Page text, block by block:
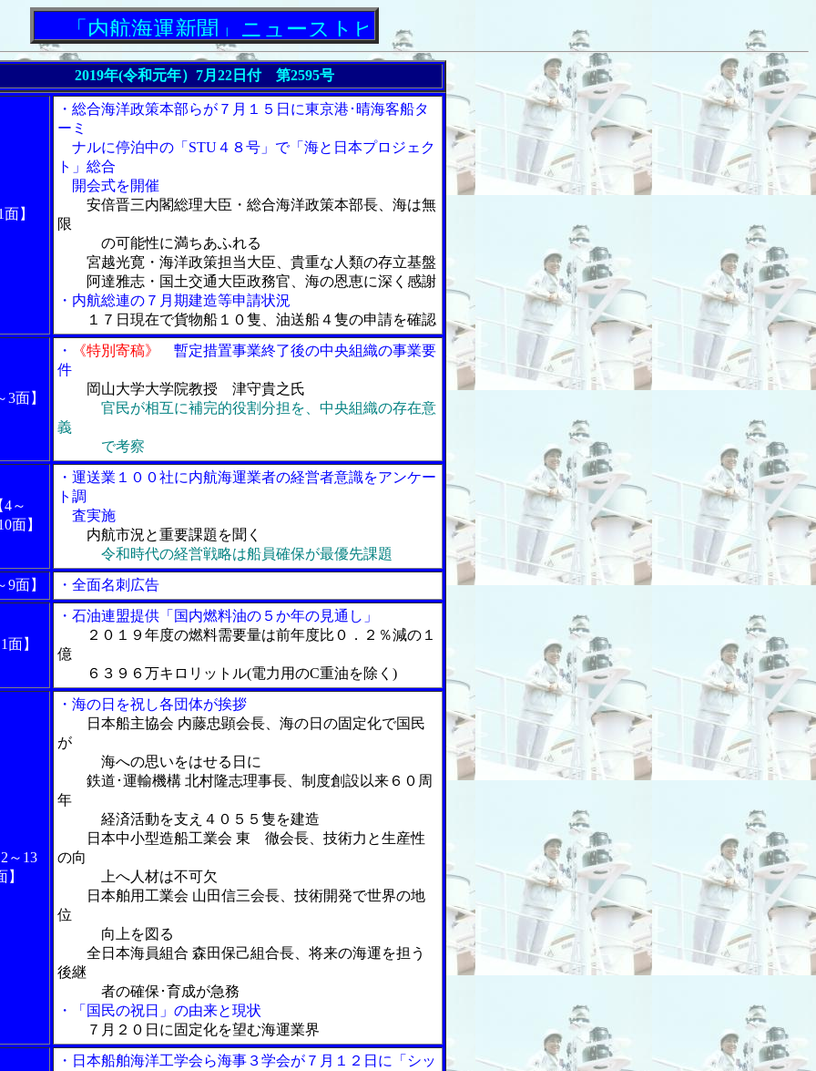
「内航海運新聞」ニューストピックス
2019年(令和元年）7月22日付 第2595号
】
・総合海洋政策本部らが７月１５日に東京港･晴海客船タ
ーミ
ナルに停泊中の「STU４８号」で「海と日本プロジェク
ト」総合
開会式を開催
安倍晋三内閣総理大臣・総合海洋政策本部長、海は無
限
の可能性に満ちあふれる
宮越光寛・海洋政策担当大臣、貴重な人類の存立基盤
阿達雅志・国土交通大臣政務官、海の恩恵に深く感謝
・内航総連の７月期建造等申請状況
１７日現在で貨物船１０隻、油送船４隻の申請を確認
3面】
・ 《特別寄稿》
暫定措置事業終了後の中央組織の事業要
件
岡山大学大学院教授 津守貴之氏
官民が相互に補完的役割分担を、中央組織の存在意
義
で考察
4～
面】
・運送業１００社に内航海運業者の経営者意識をアンケー
ト調
査実施
内航市況と重要課題を聞く
令和時代の経営戦略は船員確保が最優先課題
9面】
・全面名刺広告
面】
・石油連盟提供「国内燃料油の５か年の見通し」
２０１９年度の燃料需要量は前年度比０．２％減の１
億
６３９６万キロリットル(電力用のC重油を除く)
～13
】
・海の日を祝し各団体が挨拶
日本船主協会 内藤忠顕会長、海の日の固定化で国民
が
海への思いをはせる日に
鉄道･運輸機構 北村隆志理事長、制度創設以来６０周
年
経済活動を支え４０５５隻を建造
日本中小型造船工業会 東 徹会長、技術力と生産性
の向
上へ人材は不可欠
日本舶用工業会 山田信三会長、技術開発で世界の地
位
向上を図る
全日本海員組合 森田保己組合長、将来の海運を担う
後継
者の確保･育成が急務
・「国民の祝日」の由来と現状
７月２０日に固定化を望む海運業界
・日本船舶海洋工学会ら海事３学会が７月１２日に「シッ